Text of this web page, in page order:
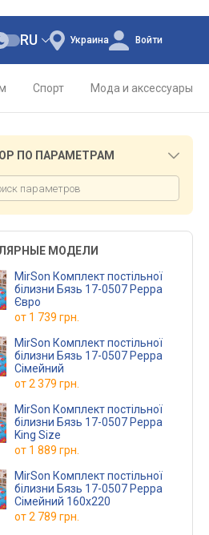
Украина
RU Войти
Спорт Мода и аксессуары
ПО ПАРАМЕТРАМ
МОДЕЛИ
MirSon Комплект постільної
білизни Бязь 17-0507 Peppa
Євро
от 1 739 грн.
MirSon Комплект постільної
білизни Бязь 17-0507 Peppa
Сімейний
от2 379 грн.
MirSon Комплект постільної
білизни Бязь 17-0507 Peppa
King Size
от 1 889 грн.
MirSon Комплект постільної
білизни Бязь 17-0507 Peppa
Сімейний 160x220
от2 789 грн.